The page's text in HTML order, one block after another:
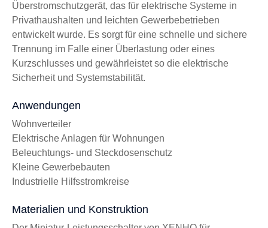
Überstromschutzgerät, das für elektrische Systeme in
Privathaushalten und leichten Gewerbebetrieben
entwickelt wurde. Es sorgt für eine schnelle und sichere
Trennung im Falle einer Überlastung oder eines
Kurzschlusses und gewährleistet so die elektrische
Sicherheit und Systemstabilität.
Anwendungen
Wohnverteiler
Elektrische Anlagen für Wohnungen
Beleuchtungs- und Steckdosenschutz
Kleine Gewerbebauten
Industrielle Hilfsstromkreise
Materialien und Konstruktion